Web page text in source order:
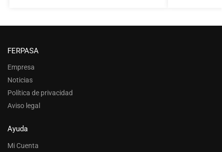
FERPASA
Empresa
Noticias
Política de privacidad
Aviso legal
Ayuda
Mi Cuenta